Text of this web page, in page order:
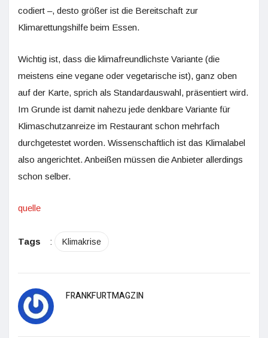
codiert –, desto größer ist die Bereitschaft zur
Klimarettungshilfe beim Essen.
Wichtig ist, dass die klimafreundlichste Variante (die
meistens eine vegane oder vegetarische ist), ganz oben
auf der Karte, sprich als Standardauswahl, präsentiert wird.
Im Grunde ist damit nahezu jede denkbare Variante für
Klimaschutzanreize im Restaurant schon mehrfach
durchgetestet worden. Wissenschaftlich ist das Klimalabel
also angerichtet. Anbeißen müssen die Anbieter allerdings
schon selber.
quelle
Tags : Klimakrise
FRANKFURTMAGZIN